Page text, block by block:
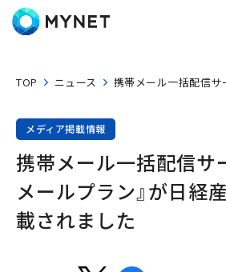
TOP ニュース 携帯メール一括配信サ
メディア掲載情報
携帯メール一括配信サ
メールプラン』が日経
載されました